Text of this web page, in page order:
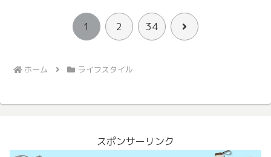
1 2 34
次
ホーム ライフスタイル
スポンサーリンク